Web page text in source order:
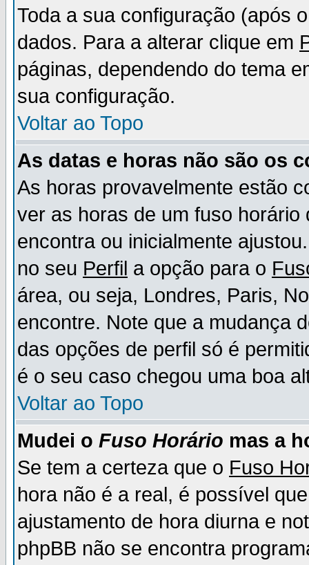
Toda a sua configuração (após
dados. Para a alterar clique em
páginas, dependendo do tema
sua configuração.
Voltar ao Topo
As datas e horas não são os
As horas provavelmente estão
ver as horas de um fuso
encontra ou inicialmente
no seu Perfil a opção para o
área, ou seja, Londres, Paris,
encontre. Note que a mudança
das opções de perfil só é
é o seu caso chegou uma boa
Voltar ao Topo
Mudei o Fuso Horário mas a
Se tem a certeza que o Fuso
hora não é a real, é possível
ajustamento de hora diurna e
phpBB não se encontra